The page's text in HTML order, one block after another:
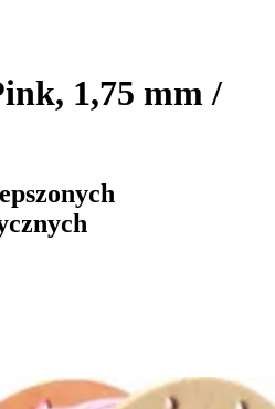
1,75 mm /